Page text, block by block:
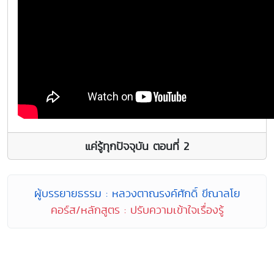
แค่รู้ทุกปัจจุบัน ตอนที่ 2
ผู้บรรยายธรรม : หลวงตาณรงค์ศักดิ์ ขีณาลโย
คอร์ส/หลักสูตร : ปรับความเข้าใจเรื่องรู้